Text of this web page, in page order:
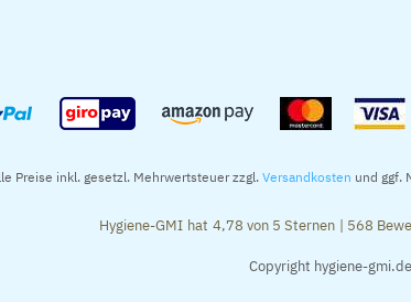
Preise inkl. gesetzl. Mehrwertsteuer zzgl.Versandkosten und ggf.
Hygiene-GMI hat 4,78 von 5 Sternen | 568
Copyright hygiene-